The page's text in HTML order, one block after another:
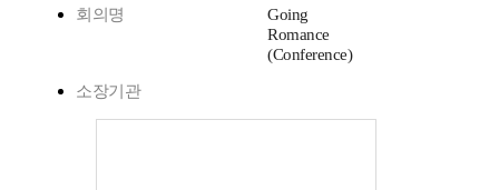
회의명
Going
Romance
(Conference)
소장기관